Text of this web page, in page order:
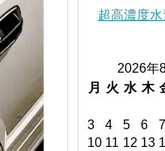
超高濃度
2026年
月
火 水 木
3
4 5 6 7
10 11 12 13